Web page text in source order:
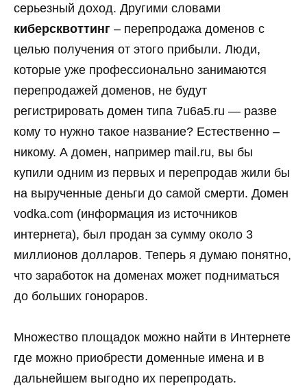
серьезный доход. Другими словами
киберсквоттинг – перепродажа доменов с
целью получения от этого прибыли. Люди,
которые уже профессионально занимаются
перепродажей доменов, не будут
регистрировать домен типа 7u6а5.ru — разве
кому то нужно такое название? Естественно –
никому. А домен, например mail.ru, вы бы
купили одним из первых и перепродав жили бы
на вырученные деньги до самой смерти. Домен
vodka.com (информация из источников
интернета), был продан за сумму около 3
миллионов долларов. Теперь я думаю понятно,
что заработок на доменах может подниматься
до больших гонораров.
Множество площадок можно найти в Интернете
где можно приобрести доменные имена и в
дальнейшем выгодно их перепродать.